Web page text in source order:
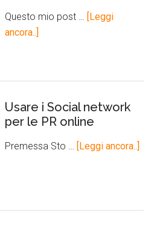
Questo mio post … [Leggi
ancora..]
Usare i Social network
per le PR online
Premessa Sto … [Leggi ancora..]